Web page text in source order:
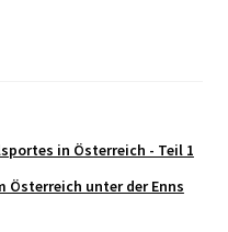
in Österreich - Teil 1
Österreich unter der Enns